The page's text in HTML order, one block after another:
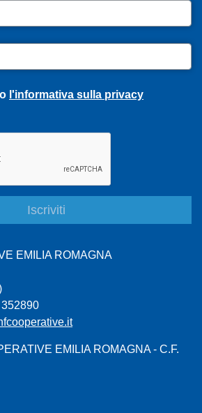
l'informativa sulla privacy
EMILIA ROMAGNA
EMILIA ROMAGNA - C.F.